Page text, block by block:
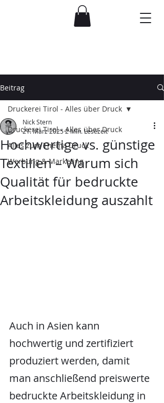
Beitrag
Druckerei Tirol - Alles über Druck
Alles zum Thema Druck
Werbung & Marketing
Druckerei Tirol - Alles über Druck
Hochwertige vs. günstige
Textilien – Warum sich
Qualität für bedruckte
Arbeitskleidung auszahlt
Nick Stern
21. März 20252 Min. Lesezeit
Auch in Asien kann
hochwertig und zertifiziert
produziert werden, damit
man anschließend preiswerte
bedruckte Arbeitskleidung in